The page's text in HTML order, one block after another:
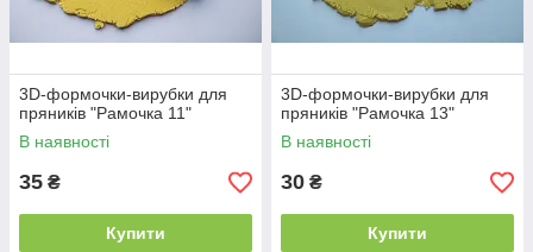
3D-формочки-вирубки для
пряників "Рамочка 11"
В наявності
35 ₴
Купити
3D-формочки-вирубки для
пряників "Рамочка 13"
В наявності
30 ₴
Купити